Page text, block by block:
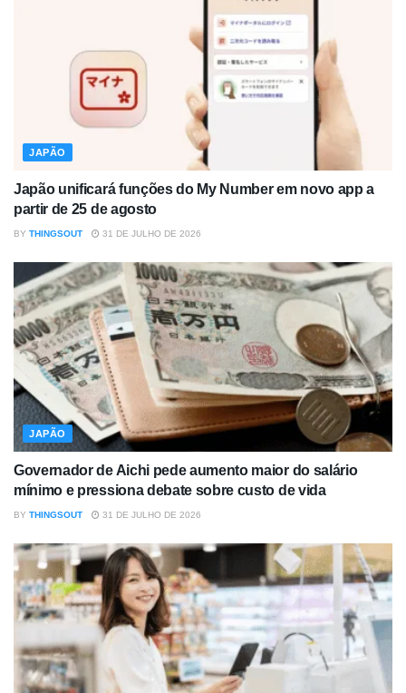
JAPÃO
Japão unificará funções do My Number em novo app a
partir de 25 de agosto
BY THINGSOUT 31 DE JULHO DE 2026
JAPÃO
Governador de Aichi pede aumento maior do salário
mínimo e pressiona debate sobre custo de vida
BY THINGSOUT 31 DE JULHO DE 2026